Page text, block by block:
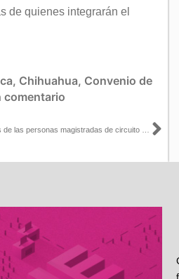
de quienes integrarán el
, Chihuahua, Convenio de
comentario